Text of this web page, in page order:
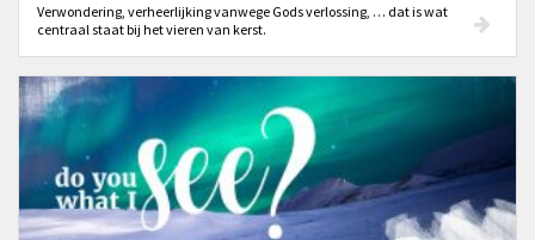
Verwondering, verheerlijking vanwege Gods verlossing, … dat is wat
centraal staat bij het vieren van kerst.